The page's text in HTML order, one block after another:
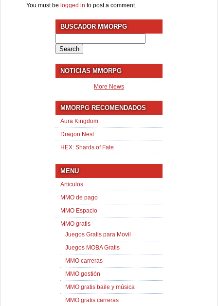
You must be logged in to post a comment.
BUSCADOR MMORPG
for:
NOTICIAS MMORPG
More News
MMORPG RECOMENDADOS
Aura Kingdom
Dragon Nest
HEX: Shards of Fate
MENU
Articulos
MMO de pago
MMO Espacio
MMO gratis
Juegos Gratis para Movil
Juegos MOBA Gratis
MMO carreras
MMO gestión
MMO gratis baile y música
MMO gratis carreras